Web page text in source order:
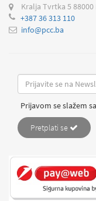
Kralja Tvrtka 5
+387 36 313 110
info@pcc.ba
Prijavom se slažem
Pretplati se